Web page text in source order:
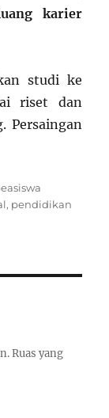
karier
studi ke
riset dan
Persaingan
, pendidikan
Ruas yang